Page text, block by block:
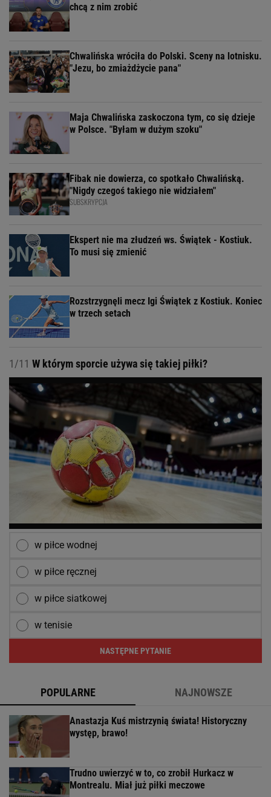
chcą z nim zrobić
Chwalińska wróciła do Polski. Sceny na lotnisku.
"Jezu, bo zmiażdżycie pana"
Maja Chwalińska zaskoczona tym, co się dzieje
w Polsce. "Byłam w dużym szoku"
Fibak nie dowierza, co spotkało Chwalińską.
"Nigdy czegoś takiego nie widziałem"
SUBSKRYPCJA
Ekspert nie ma złudzeń ws. Świątek - Kostiuk.
To musi się zmienić
Rozstrzygnęli mecz Igi Świątek z Kostiuk. Koniec
w trzech setach
1/11 W którym sporcie używa się takiej piłki?
w piłce wodnej
w piłce ręcznej
w piłce siatkowej
w tenisie
NASTĘPNE PYTANIE
POPULARNE NAJNOWSZE
Anastazja Kuś mistrzynią świata! Historyczny
występ, brawo!
Trudno uwierzyć w to, co zrobił Hurkacz w
Montrealu. Miał już piłki meczowe